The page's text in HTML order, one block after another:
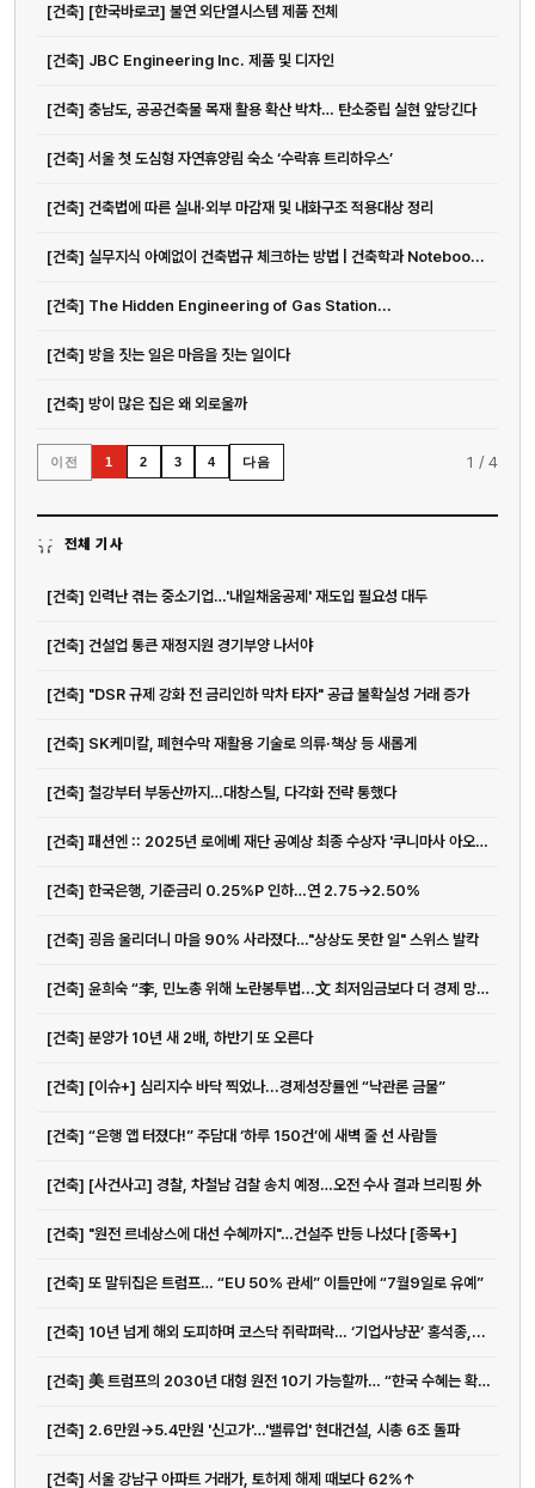
[건축] [한국바로코] 불연 외단열시스템 제품 전체
[건축] JBC Engineering Inc. 제품 및 디자인
[건축] 충남도, 공공건축물 목재 활용 확산 박차… 탄소중립 실현 앞당긴다
[건축] 서울 첫 도심형 자연휴양림 숙소 ‘수락휴 트리하우스’
[건축] 건축법에 따른 실내·외부 마감재 및 내화구조 적용대상 정리
[건축] 실무지식 아예없이 건축법규 체크하는 방법 | 건축학과 Noteboo...
[건축] The Hidden Engineering of Gas Station...
[건축] 방을 짓는 일은 마음을 짓는 일이다
[건축] 방이 많은 집은 왜 외로울까
이전 1 2 3 4 다음 1 /4
전체 기사
[건축] 인력난 겪는 중소기업…'내일채움공제' 재도입 필요성 대두
[건축] 건설업 통큰 재정지원 경기부양 나서야
[건축] "DSR 규제 강화 전 금리인하 막차 타자" 공급 불확실성 거래 증가
[건축] SK케미칼, 폐현수막 재활용 기술로 의류·책상 등 새롭게
[건축] 철강부터 부동산까지…대창스틸, 다각화 전략 통했다
[건축] 패션엔 :: 2025년 로에베 재단 공예상 최종 수상자 '쿠니마사 아오키' 선정
[건축] 한국은행, 기준금리 0.25%P 인하…연 2.75→2.50%
[건축] 굉음 울리더니 마을 90% 사라졌다…"상상도 못한 일" 스위스 발칵
[건축] 윤희숙 “李, 민노총 위해 노란봉투법...文 최저임금보다 더 경제 망칠 것”
[건축] 분양가 10년 새 2배, 하반기 또 오른다
[건축] [이슈+] 심리지수 바닥 찍었나...경제성장률엔 “낙관론 금물”
[건축] “은행 앱 터졌다!” 주담대 ‘하루 150건’에 새벽 줄 선 사람들
[건축] [사건사고] 경찰, 차철남 검찰 송치 예정…오전 수사 결과 브리핑 外
[건축] "원전 르네상스에 대선 수혜까지"…건설주 반등 나섰다 [종목+]
[건축] 또 말뒤집은 트럼프… “EU 50% 관세” 이틀만에 “7월9일로 유예”
[건축] 10년 넘게 해외 도피하며 코스닥 쥐락펴락… ‘기업사냥꾼’ 홍석종,...
[건축] 美 트럼프의 2030년 대형 원전 10기 가능할까… “한국 수혜는 확실”
[건축] 2.6만원→5.4만원 '신고가'…'밸류업' 현대건설, 시총 6조 돌파
[건축] 서울 강남구 아파트 거래가, 토허제 해제 때보다 62%↑